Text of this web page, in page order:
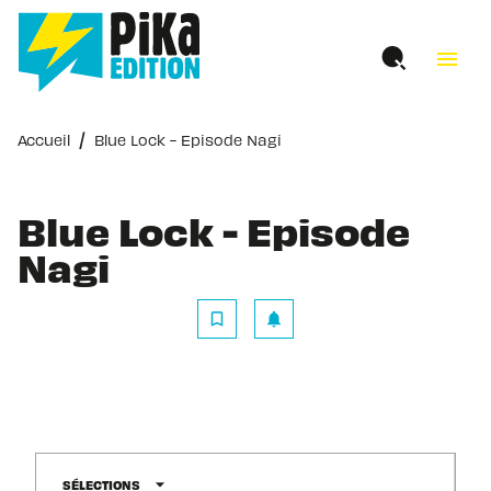
MENU RECHERCHE
PIED DE PAGE
menu
Accueil / Blue Lock - Episode Nagi
Blue Lock - Episode
Nagi
bookmark_border notifications
SÉLECTIONS arrow_drop_down